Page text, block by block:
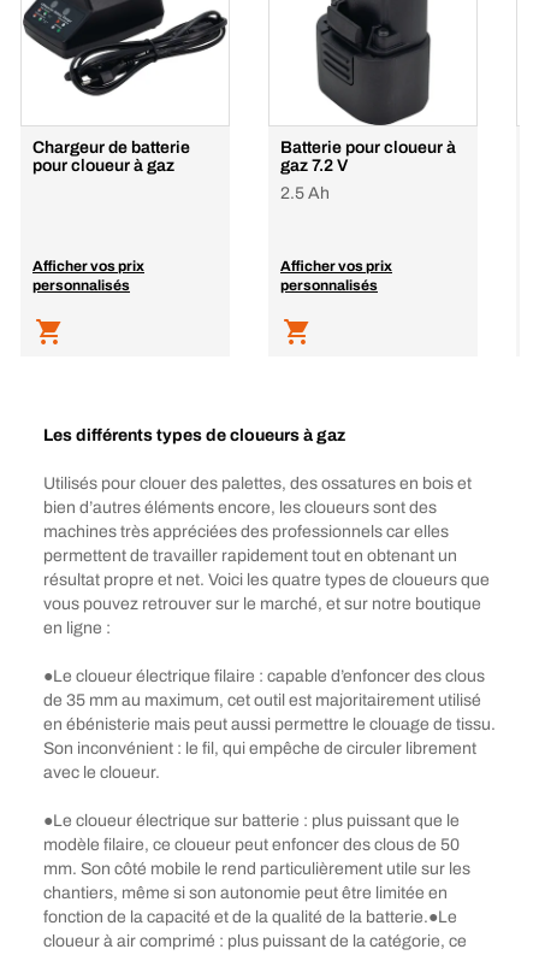
Chargeur de batterie
pour cloueur à gaz
Afficher vos prix
personnalisés
Batterie pour cloueur à
gaz 7.2 V
2.5 Ah
Afficher vos prix
personnalisés
Les différents types de cloueurs à gaz
Utilisés pour clouer des palettes, des ossatures en bois et
bien d’autres éléments encore, les cloueurs sont des
machines très appréciées des professionnels car elles
permettent de travailler rapidement tout en obtenant un
résultat propre et net. Voici les quatre types de cloueurs que
vous pouvez retrouver sur le marché, et sur notre boutique
en ligne :
●Le cloueur électrique filaire : capable d’enfoncer des clous
de 35 mm au maximum, cet outil est majoritairement utilisé
en ébénisterie mais peut aussi permettre le clouage de tissu.
Son inconvénient : le fil, qui empêche de circuler librement
avec le cloueur.
●Le cloueur électrique sur batterie : plus puissant que le
modèle filaire, ce cloueur peut enfoncer des clous de 50
mm. Son côté mobile le rend particulièrement utile sur les
chantiers, même si son autonomie peut être limitée en
fonction de la capacité et de la qualité de la batterie.●Le
cloueur à air comprimé : plus puissant de la catégorie, ce